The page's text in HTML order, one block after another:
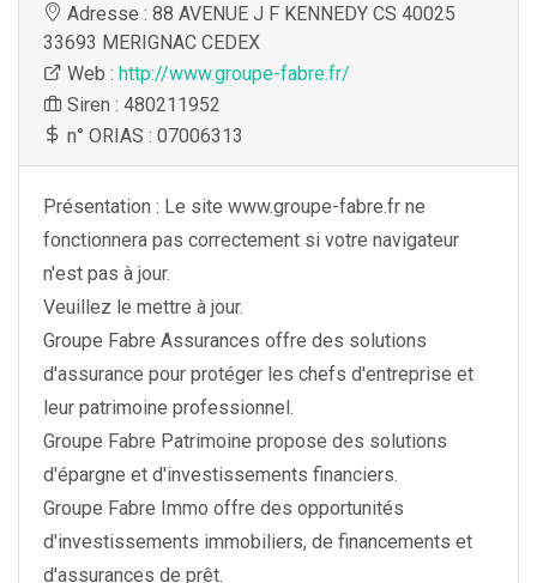
Adresse : 88 AVENUE J F KENNEDY CS 40025
33693 MERIGNAC CEDEX
Web : http://www.groupe-fabre.fr/
Siren : 480211952
n° ORIAS : 07006313
Présentation : Le site www.groupe-fabre.fr ne
fonctionnera pas correctement si votre navigateur
n'est pas à jour.
Veuillez le mettre à jour.
Groupe Fabre Assurances offre des solutions
d'assurance pour protéger les chefs d'entreprise et
leur patrimoine professionnel.
Groupe Fabre Patrimoine propose des solutions
d'épargne et d'investissements financiers.
Groupe Fabre Immo offre des opportunités
d'investissements immobiliers, de financements et
d'assurances de prêt.